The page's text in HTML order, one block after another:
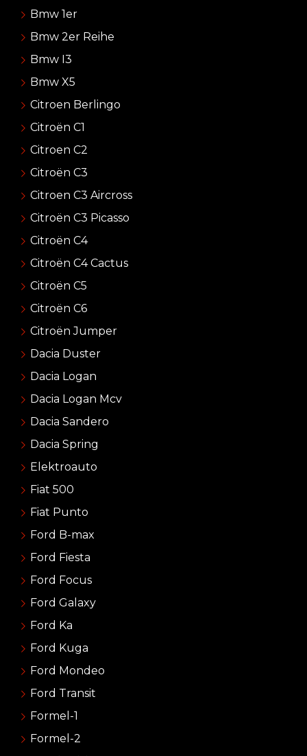
Bmw 1er
Bmw 2er Reihe
Bmw I3
Bmw X5
Citroen Berlingo
Citroën C1
Citroen C2
Citroën C3
Citroen C3 Aircross
Citroën C3 Picasso
Citroën C4
Citroën C4 Cactus
Citroën C5
Citroën C6
Citroën Jumper
Dacia Duster
Dacia Logan
Dacia Logan Mcv
Dacia Sandero
Dacia Spring
Elektroauto
Fiat 500
Fiat Punto
Ford B-max
Ford Fiesta
Ford Focus
Ford Galaxy
Ford Ka
Ford Kuga
Ford Mondeo
Ford Transit
Formel-1
Formel-2